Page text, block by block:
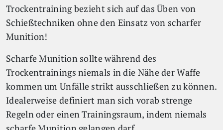
Trockentraining bezieht sich auf das Üben von
Schießtechniken ohne den Einsatz von scharfer
Munition!
Scharfe Munition sollte während des
Trockentrainings niemals in die Nähe der Waffe
kommen um Unfälle strikt ausschließen zu können.
Idealerweise definiert man sich vorab strenge
Regeln oder einen Trainingsraum, indem niemals